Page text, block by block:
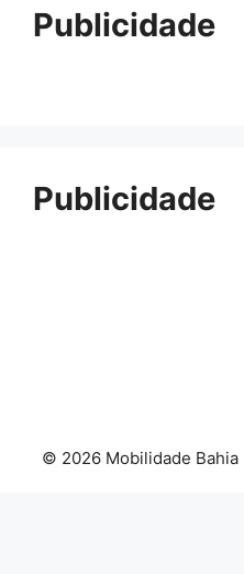
Publicidade
Publicidade
© 2026 Mobilidade Bahia